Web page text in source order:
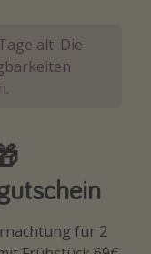
alt. Die
für 2